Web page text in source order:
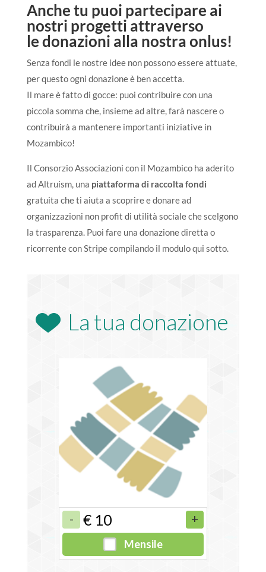
Anche tu puoi partecipare ai
nostri progetti attraverso
ledonazioni alla nostra onlus!
Senza fondi le nostre idee non possono essere attuate,
per questo ogni donazione è ben accetta.
Il mare è fatto di gocce: puoi contribuire con una
piccola somma che, insieme ad altre, farà nascere o
contribuirà a mantenere importanti iniziative in
Mozambico!
Il Consorzio Associazioni con il Mozambico ha aderito
ad Altruism, una piattaforma di raccolta fondi
gratuita che ti aiuta a scoprire e donare ad
organizzazioni non profit di utilità sociale che scelgono
la trasparenza. Puoi fare una donazione diretta o
ricorrente con Stripe compilando il modulo qui sotto.